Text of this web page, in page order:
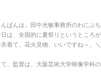
ばんは。田中光敏事務所のわにぶち
は、全国的に夏祭りというところが
着て、花火見物、いいですね～。
て、監督は、大阪芸術大学映像学科